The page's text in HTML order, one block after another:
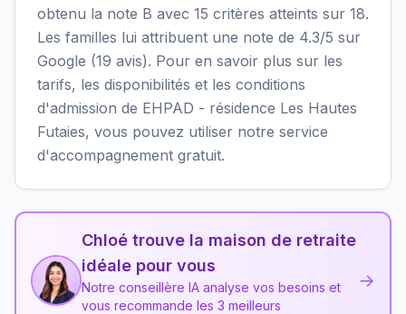
obtenu la note B avec 15 critères atteints sur 18.
Les familles lui attribuent une note de 4.3/5 sur
Google (19 avis). Pour en savoir plus sur les
tarifs, les disponibilités et les conditions
d'admission de EHPAD - résidence Les Hautes
Futaies, vous pouvez utiliser notre service
d'accompagnement gratuit.
Chloé trouve la maison de retraite
idéale pour vous
Notre conseillère IA analyse vos besoins et
vous recommande les 3 meilleurs
→